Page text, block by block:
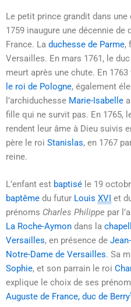
Le petit prince grandit dans une
1759 inaugure une décennie
France. La duchesse de Parme,
Versailles. En mars 1761, le
meurt après une chute. En
le roi de Pologne, également
l’archiduchesse Marie-Isabelle
fille qui ne survit pas. En 1765,
rendent leur âme à Dieu suivis
père le roi Stanislas, en 1767
reine.
L’enfant est baptisé le 19
baptême du futur Louis XVI et
prénoms Charles Philippe par
La Roche-Aymon dans la
Versailles, en présence de
Notre-Dame de Versailles. Sa
Sophie, et son parrain le roi
explique le choix de ses
Auguste de France, duc de Berry